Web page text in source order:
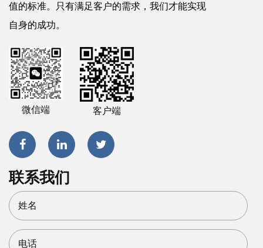
值的标准。只有满足客户的需求，我们才能实现
自身的成功。
微信端 客户端
联系我们